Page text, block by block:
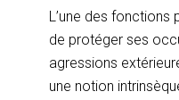
L’une des fonctions
de protéger ses
agressions
une notion